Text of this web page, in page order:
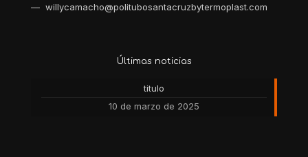
— willycamacho@politubosantacruzbytermoplast.com
Últimas noticias
titulo
10 de marzo de 2025